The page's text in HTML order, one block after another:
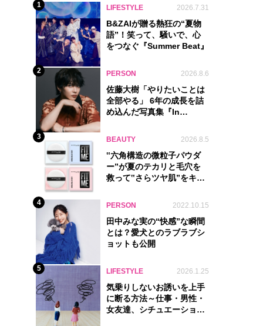
1 LIFESTYLE 2026.7.31
B&ZAIが贈る熱狂の“夏物
語”！笑って、騒いで、心
をつなぐ『Summer Beat』
2 PERSON 2026.8.6
佐藤大樹「やりたいことは
全部やる」 6年の成長を詰
め込んだ写真集『In
3 BEAUTY 2026.8.5
‟六角構造の微粒子パウダ
ー”が夏のテカリと毛穴を
救って‟さらツヤ肌”をキー
4 PERSON 2022.10.15
田中みな実の“快感”な瞬間
とは？愛犬とのラブラブシ
ョットも公開
5 LIFESTYLE 2026.1.25
気乗りしないお誘いを上手
に断る方法～仕事・男性・
女友達、シチュエーション